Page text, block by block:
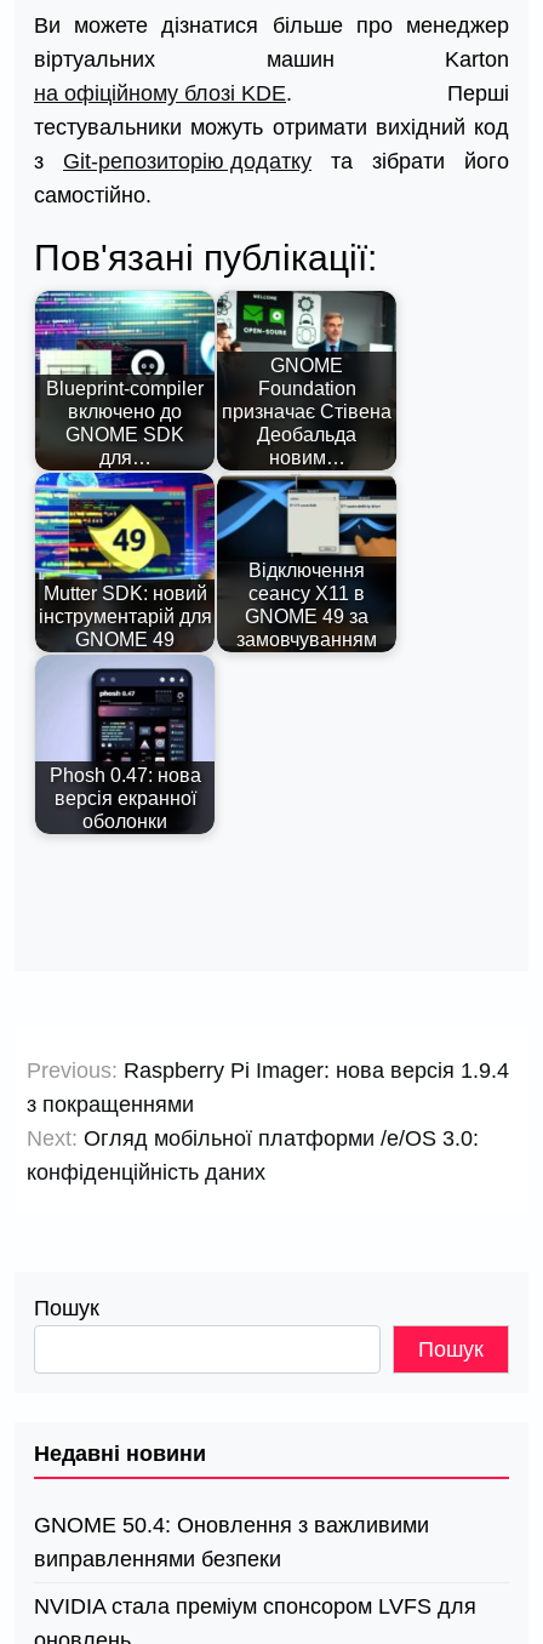
Ви можете дізнатися більше про менеджер
віртуальних машин Karton
на офіційному блозі KDE. Перші
тестувальники можуть отримати вихідний код
з Git-репозиторію додатку та зібрати його
самостійно.
Пов'язані публікації:
Blueprint-compiler
включено до
GNOME SDK
для…
GNOME
Foundation
призначає Стівена
Деобальда
новим…
Mutter SDK: новий
інструментарій для
GNOME 49
Відключення
сеансу X11 в
GNOME 49 за
замовчуванням
Phosh 0.47: нова
версія екранної
оболонки
записів
Previous: Raspberry Pi Imager: нова версія 1.9.4
з покращеннями
Next: Огляд мобільної платформи /e/OS 3.0:
конфіденційність даних
Пошук
Пошук
Недавні новини
GNOME 50.4: Оновлення з важливими
виправленнями безпеки
NVIDIA стала преміум спонсором LVFS для